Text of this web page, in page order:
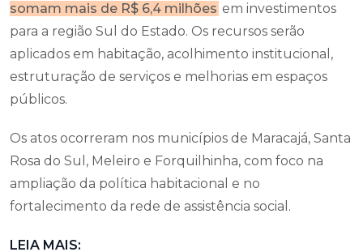
somam mais de R$ 6,4 milhões em investimentos
para a região Sul do Estado. Os recursos serão
aplicados em habitação, acolhimento institucional,
estruturação de serviços e melhorias em espaços
públicos.
Os atos ocorreram nos municípios de Maracajá, Santa
Rosa do Sul, Meleiro e Forquilhinha, com foco na
ampliação da política habitacional e no
fortalecimento da rede de assistência social.
LEIA MAIS: